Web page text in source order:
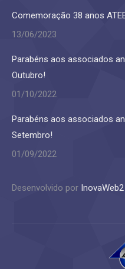
Comemoração 38 anos
13/06/2023
Parabéns aos associados
Outubro!
01/10/2022
Parabéns aos associados
Setembro!
01/09/2022
Desenvolvido por InovaWeb2